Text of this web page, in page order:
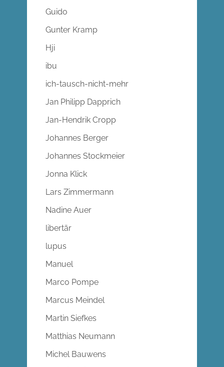
Guido
Gunter Kramp
Hji
ibu
ich-tausch-nicht-mehr
Jan Philipp Dapprich
Jan-Hendrik Cropp
Johannes Berger
Johannes Stockmeier
Jonna Klick
Lars Zimmermann
Nadine Auer
libertär
lupus
Manuel
Marco Pompe
Marcus Meindel
Martin Siefkes
Matthias Neumann
Michel Bauwens